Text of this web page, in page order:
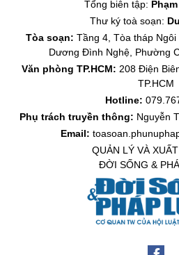
Tổng biên tập:
Thư ký toà soạn:
Tòa soạn: Tầng 4, Tòa tháp
Dương Đình Nghệ, Phường
Văn phòng TP.HCM: 208 Điện
TP.HCM
Hotline:
Phụ trách truyền thông: Nguyễn
Email:
QUẢN LÝ VÀ
ĐỜI SỐNG &